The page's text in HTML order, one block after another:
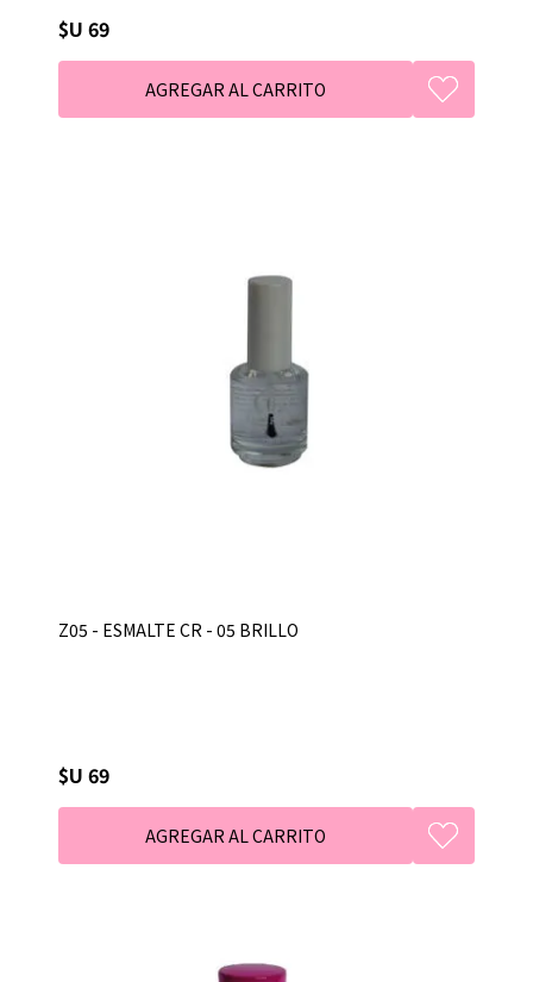
$U 69
Z05 - ESMALTE CR - 05 BRILLO
$U 69